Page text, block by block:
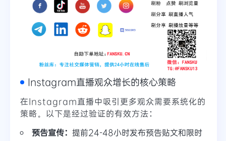
Instagram直播观众增长的核心策略
在Instagram直播中吸引更多观众需要系统化的
策略。以下是经过验证的有效方法：
预告宣传： 提前24-48小时发布预告贴文和限时